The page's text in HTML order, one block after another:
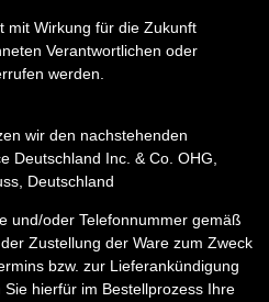
mit Wirkung für die Zukunft
Verantwortlichen oder
werden.
wir den nachstehenden
Deutschland Inc. & Co. OHG,
Deutschland
und/oder Telefonnummer gemäß
Zustellung der Ware zum Zweck
bzw. zur Lieferankündigung
hierfür im Bestellprozess Ihre